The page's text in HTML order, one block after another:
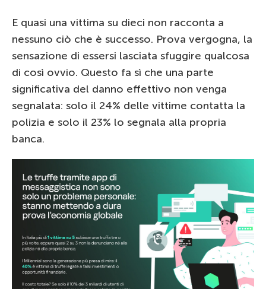
E quasi una vittima su dieci non racconta a
nessuno ciò che è successo. Prova vergogna, la
sensazione di essersi lasciata sfuggire qualcosa
di così ovvio. Questo fa sì che una parte
significativa del danno effettivo non venga
segnalata: solo il 24% delle vittime contatta la
polizia e solo il 23% lo segnala alla propria
banca.